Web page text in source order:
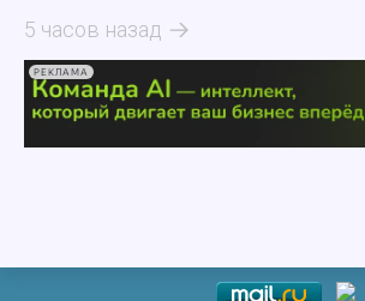
5 часов назад
РЕКЛАМА